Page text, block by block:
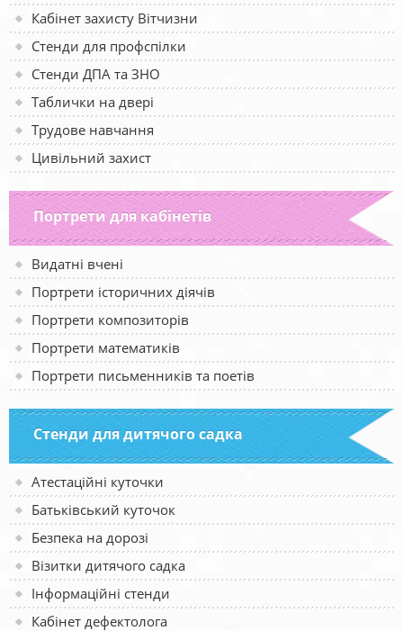
Кабінет захисту Вітчизни
Стенди для профспілки
Стенди ДПА та ЗНО
Таблички на двері
Трудове навчання
Цивільний захист
Портрети для кабінетів
Видатні вчені
Портрети історичних діячів
Портрети композиторів
Портрети математиків
Портрети письменників та поетів
Стенди для дитячого садка
Атестаційні куточки
Батьківський куточок
Безпека на дорозі
Візитки дитячого садка
Інформаційні стенди
Кабінет дефектолога